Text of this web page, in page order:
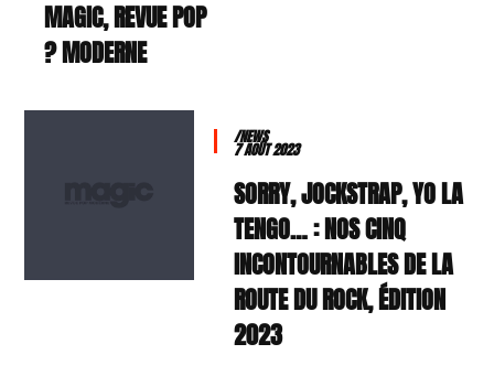
MAGIC, REVUE POP
MODERNE ?
/NEWS
7 AOÛT 2023
SORRY, JOCKSTRAP, YO LA
TENGO… : NOS CINQ
INCONTOURNABLES DE LA
ROUTE DU ROCK, ÉDITION
2023